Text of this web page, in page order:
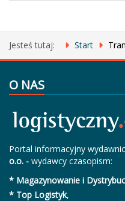
Jesteś tutaj: Start
O NAS
Portal informacyjny
o.o. - wydawcy czasopism:
* Magazynowanie i
* Top Logistyk,